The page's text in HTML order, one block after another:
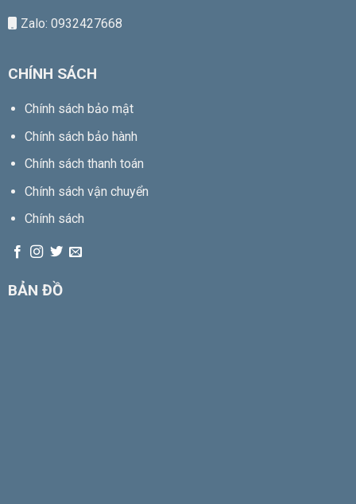
Zalo: 0932427668
CHÍNH SÁCH
Chính sách bảo mật
Chính sách bảo hành
Chính sách thanh toán
Chính sách vận chuyển
Chính sách
BẢN ĐỒ